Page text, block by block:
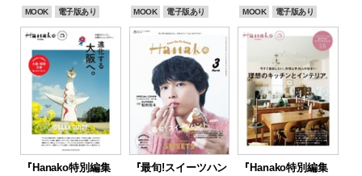
MOOK 電子版あり MOOK 電子版あり MOOK 電子版あり
『Hanako特別編集
『最旬!スイーツハン
『Hanako特別編集